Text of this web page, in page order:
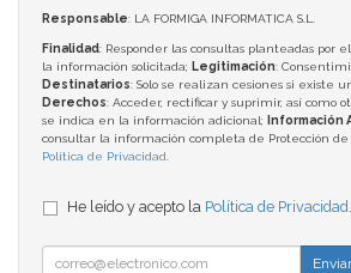
Responsable: LA FORMIGA INFORMATICA S.L.
Finalidad: Responder las consultas planteadas por
la información solicitada; Legitimación:
Destinatarios: Solo se realizan cesiones si existe
Derechos: Acceder, rectificar y suprimir, así como
se indica en la información adicional;
Información
consultar la información completa de Protección de
Política de Privacidad
He leído y acepto la Política de Privacidad
Enviar